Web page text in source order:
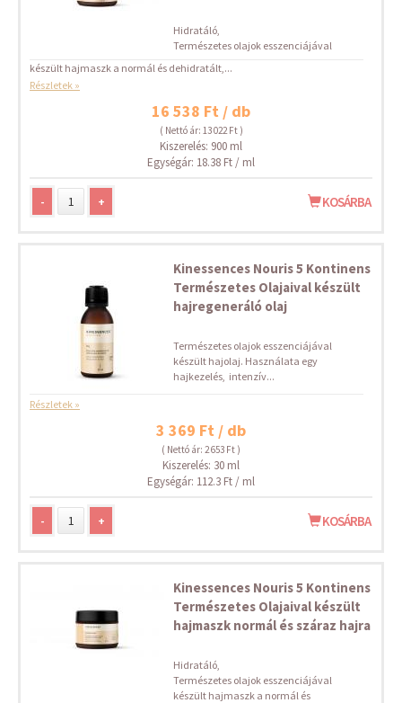
Hidratáló,
Természetes olajok esszenciájával
készült hajmaszk a normál és dehidratált,...
Részletek »
16 538 Ft / db
( Nettó ár: 13 022 Ft )
Kiszerelés: 900 ml
Egységár: 18.38 Ft / ml
- + KOSÁRBA
Kinessences Nouris 5 Kontinens
Természetes Olajaival készült
hajregeneráló olaj
Természetes olajok esszenciájával
készült hajolaj. Használata egy
hajkezelés, intenzív...
Részletek »
3 369 Ft / db
( Nettó ár: 2 653 Ft )
Kiszerelés: 30 ml
Egységár: 112.3 Ft / ml
- + KOSÁRBA
Kinessences Nouris 5 Kontinens
Természetes Olajaival készült
hajmaszk normál és száraz hajra
Hidratáló,
Természetes olajok esszenciájával
készült hajmaszk a normál és